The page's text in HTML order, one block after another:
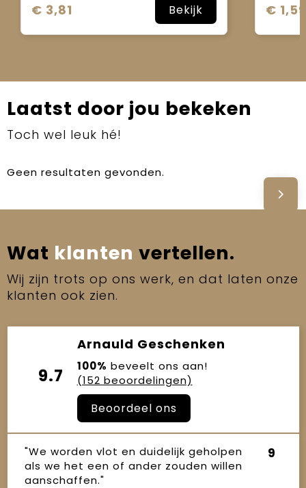
€ 3,81 Bekijk € 1,59
Laatst door jou bekeken
Toch wel leuk hé!
Geen resultaten gevonden.
Wat klanten vertellen.
Wij zijn trots op ons werk, en dat laten onze
klanten ook zien.
9.7
Arnauld Geschenken
100% beveelt ons aan!
(152 beoordelingen)
Beoordeel ons
"We worden vlot en duidelijk geholpen
als we het een of ander zouden willen
aanschaffen."
9